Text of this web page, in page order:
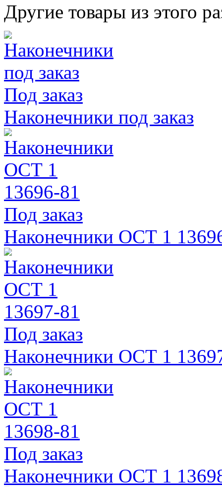
Другие товары из этого
Под заказ
Наконечники под заказ
Под заказ
Наконечники ОСТ 1
Под заказ
Наконечники ОСТ 1
Под заказ
Наконечники ОСТ 1